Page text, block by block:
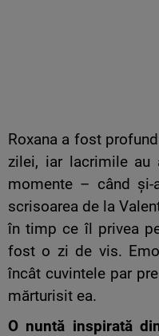
Roxana a fost
zilei, iar lacrimile au
momente – când
scrisoarea de la
în timp ce îl privea
fost o zi de vis.
încât cuvintele par
mărturisit ea.
O nuntă inspirată